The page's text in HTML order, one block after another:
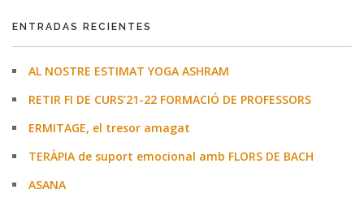
ENTRADAS RECIENTES
AL NOSTRE ESTIMAT YOGA ASHRAM
RETIR FI DE CURS’21-22 FORMACIÓ DE PROFESSORS
ERMITAGE, el tresor amagat
TERÀPIA de suport emocional amb FLORS DE BACH
ASANA